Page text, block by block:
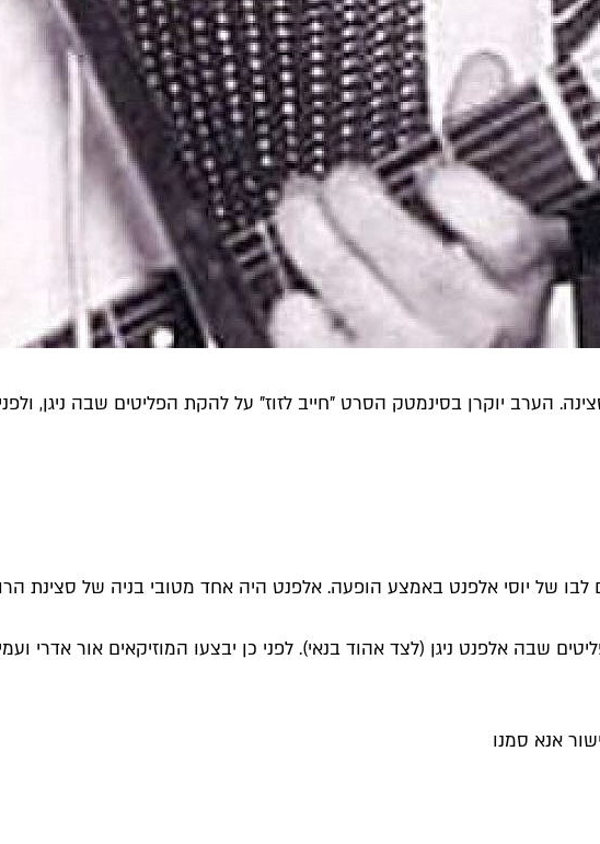
בנימין, נדם לבו של יוסי אלפנט באמצע הופעה. אלפנט היה אחד מטובי בניה של
שבה אלפנט ניגן (לצד אהוד בנאי). לפני כן יבצעו המוזיקאים אור אדרי
אנא סמנו